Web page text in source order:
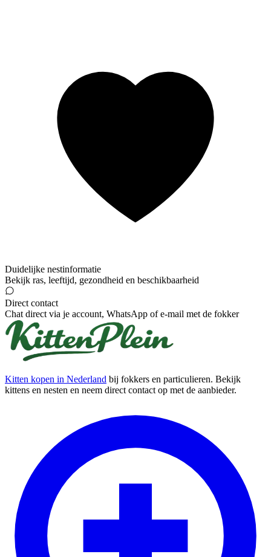
Duidelijke nestinformatie
Bekijk ras, leeftijd, gezondheid en beschikbaarheid
Direct contact
Chat direct via je account, WhatsApp of e-mail met de fokker
Kitten kopen in Nederland bij fokkers en particulieren. Bekijk
kittens en nesten en neem direct contact op met de aanbieder.